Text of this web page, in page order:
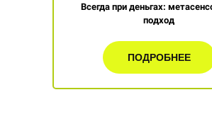
Всегда при деньгах:
подход
ПОДРОБНЕЕ